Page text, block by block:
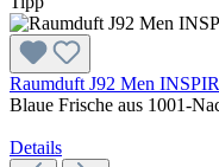
Raumduft J92 Men
Blaue Frische aus 1001-
Details